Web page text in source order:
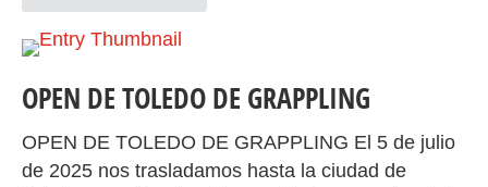
OPEN DE TOLEDO DE GRAPPLING
OPEN DE TOLEDO DE GRAPPLING El 5 de julio
de 2025 nos trasladamos hasta la ciudad de